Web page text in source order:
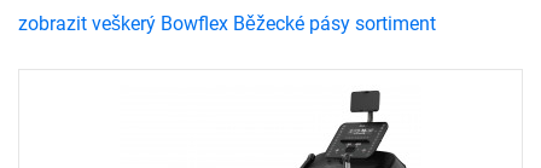
zobrazit veškerý Bowflex Běžecké pásy sortiment